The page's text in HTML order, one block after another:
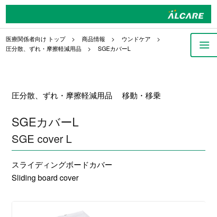
医療関係者向け トップ 商品情報
ウンドケア
圧分散、ずれ・摩擦軽減用品
SGEカバーL
圧分散、ずれ・摩擦軽減用品 移動・移乗
SGEカバーL
SGE cover L
スライディングボードカバー
Sliding board cover